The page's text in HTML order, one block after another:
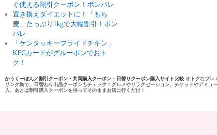
ぐ使える割引クーポン！ポンパレ
置き換えダイエットに！「もち
麦」たっぷり1kgで大幅割引！ポン
パレ
「ケンタッキーフライドチキン」
KFCカードがグルーポンでおト
ク！
かうくーぽん／割引クーポン・共同購入クーポン・日替りクーポン購入サイト比較 オトクなプレ
リンク集で、日替わり出品クーポンもチェック！グルメやリラクゼーション、チケットやアミ
入、あとは割引購入クーポンを持ってそのままお店に行くだけ！